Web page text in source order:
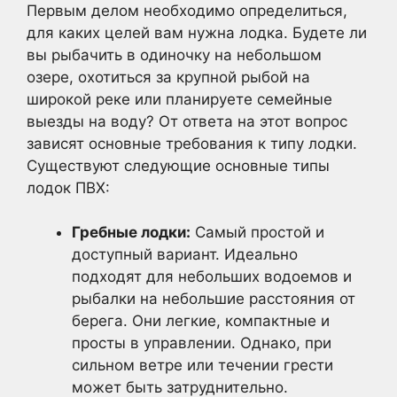
Первым делом необходимо определиться,
для каких целей вам нужна лодка. Будете ли
вы рыбачить в одиночку на небольшом
озере, охотиться за крупной рыбой на
широкой реке или планируете семейные
выезды на воду? От ответа на этот вопрос
зависят основные требования к типу лодки.
Существуют следующие основные типы
лодок ПВХ:
Гребные лодки: Самый простой и
доступный вариант. Идеально
подходят для небольших водоемов и
рыбалки на небольшие расстояния от
берега. Они легкие, компактные и
просты в управлении. Однако, при
сильном ветре или течении грести
может быть затруднительно.